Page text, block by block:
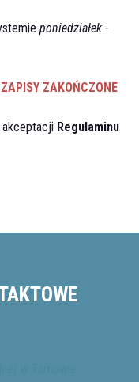
poniedziałek -
ZAPISY ZAKOŃCZONE
akceptacji Regulaminu